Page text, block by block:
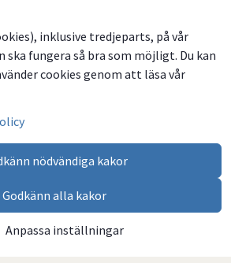
inklusive tredjeparts, på vår
fungera så bra som möjligt. Du kan
cookies genom att läsa vår
nödvändiga kakor
Godkänn alla kakor
Anpassa inställningar